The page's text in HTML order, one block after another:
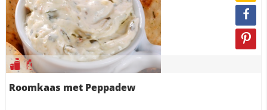
Roomkaas met Peppadew